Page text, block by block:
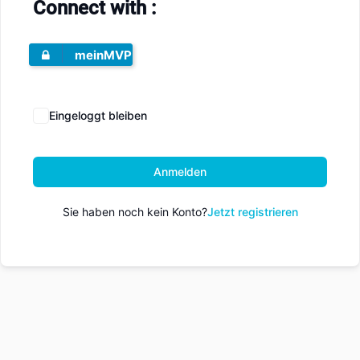
Connect with :
meinMVP
Eingeloggt bleiben
Anmelden
Sie haben noch kein Konto?Jetzt registrieren